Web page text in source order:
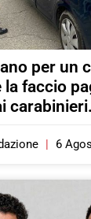
per un
la faccio
6